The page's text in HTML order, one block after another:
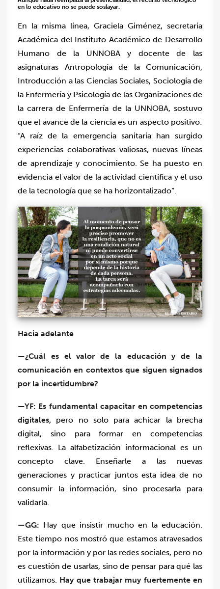
en lo educativo no se puede soslayar.
En la misma línea, Graciela Giménez, secretaria
Académica del Instituto Académico de Desarrollo
Humano de la UNNOBA y docente de las
asignaturas Antropología de la Comunicación,
Introducción a las Ciencias Sociales, Sociología de
la Enfermería y Psicología de las Organizaciones de
la carrera de Enfermería de la UNNOBA, sostuvo
que el avance de la ciencia es un aspecto positivo:
“A raíz de la emergencia sanitaria han surgido
experiencias colaborativas valiosas, nuevas líneas
de aprendizaje y conocimiento. Se ha puesto en
evidencia el valor de la actividad científica y el uso
de la tecnología que se ha horizontalizado”.
Hacia adelante
—¿Cuál es el valor de la educación y de la
comunicación en contextos que siguen signados
por la incertidumbre?
—YF: Es fundamental capacitar en competencias
digitales, pero no solo para achicar la brecha
digital, sino para formar en competencias
reflexivas. La alfabetización informacional es un
concepto clave. Enseñarle a las nuevas
generaciones y practicar juntos esta idea de no
consumir la información, sino procesarla para
validarla.
—GG: Hay que insistir mucho en la educación.
Este tiempo nos mostró que estamos atravesados
por la información y por las redes sociales, pero no
es cuestión de usarlas, sino de pensar para qué las
utilizamos. Hay que trabajar muy fuertemente en